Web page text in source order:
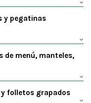
y pegatinas
de menú, manteles,
folletos grapados